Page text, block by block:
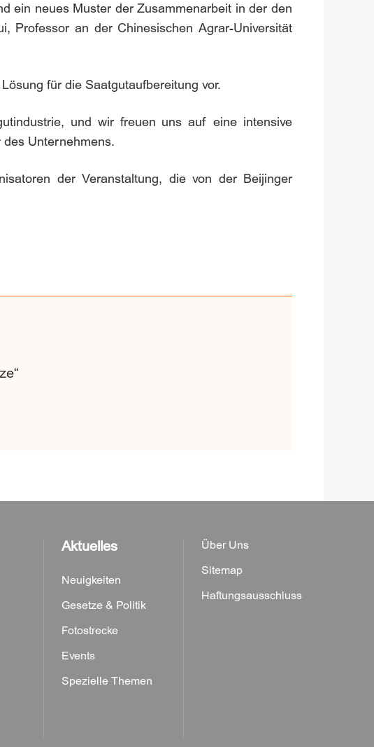
ein neues Muster der Zusammenarbeit in der den
Professor an der Chinesischen Agrar-Universität
für die Saatgutaufbereitung vor.
und wir freuen uns auf eine intensive
Unternehmens.
der Veranstaltung, die von der Beijinger
Aktuelles
Neuigkeiten
Gesetze & Politik
Fotostrecke
Events
Spezielle Themen
Über Uns
Sitemap
Haftungsausschluss